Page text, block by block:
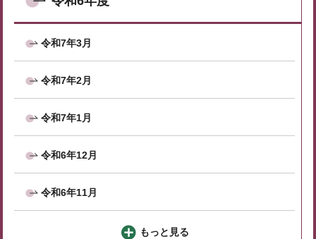
令和7年3月
令和7年2月
令和7年1月
令和6年12月
令和6年11月
もっと見る